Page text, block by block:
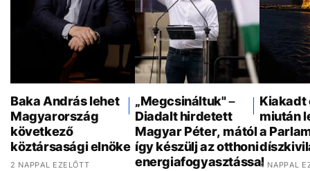
Baka András lehet
Magyarország
következő
köztársasági elnöke
2 NAPPAL EZELŐTT
„Megcsináltuk" –
Diadalt hirdetett
Magyar Péter, mától
így készülj az otthoni
energiafogyasztással
Kiakadt
miután
a
4 NAPPAL